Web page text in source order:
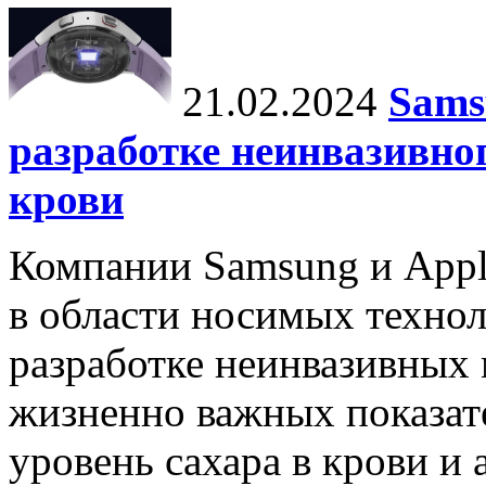
21.02.2024
разработке
крови
Компании Samsung и
в области носимых
разработке
жизненно важных
уровень сахара в крови и